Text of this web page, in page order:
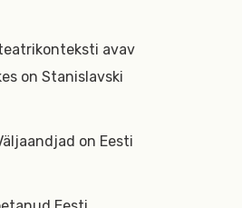
avav
on Stanislavski
on Eesti